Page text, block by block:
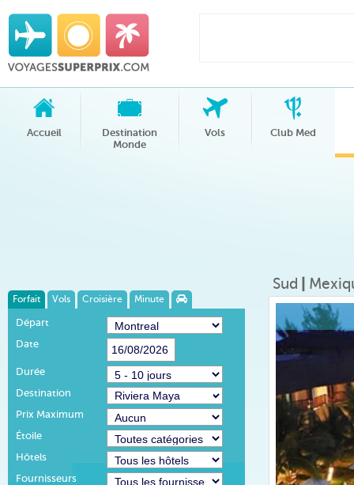
Accueil
Destination
Monde
Vols Club Med
Forfait Vols Croisière Minute
Départ
Date
Durée
Destination
Prix Maximum
Étoile
Hôtels
Fournisseurs
Sud